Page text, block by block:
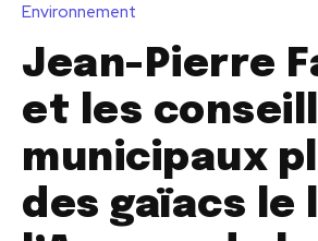
Environnement
Jean-Pierre
et les
municipaux
des gaïacs le